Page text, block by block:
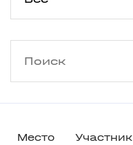
Место Участник